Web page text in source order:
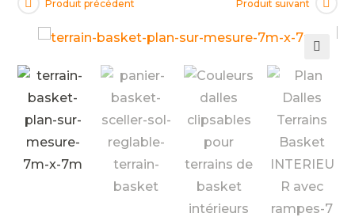
Produit précédent Produit suivant
🔍